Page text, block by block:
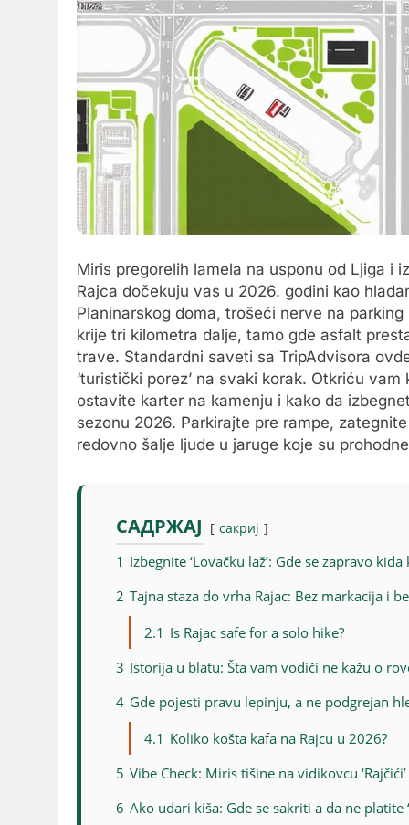
Miris pregorelih lamela na usponu od Ljiga i
Rajca dočekuju vas u 2026. godini kao
Planinarskog doma, trošeći nerve na
krije tri kilometra dalje, tamo gde asfalt
trave. Standardni saveti sa TripAdvisora
‘turistički porez’ na svaki korak. Otkriću
ostavite karter na kamenju i kako da
sezonu 2026. Parkirajte pre rampe,
redovno šalje ljude u jaruge koje su
САДРЖАЈ сакриј
1 Izbegnite ‘Lovačku laž’: Gde se zapravo
2 Tajna staza do vrha Rajac: Bez markacija i
2.1 Is Rajac safe for a solo hike?
3 Istorija u blatu: Šta vam vodiči ne kažu o
4 Gde pojesti pravu lepinju, a ne podgrejan
4.1 Koliko košta kafa na Rajcu u 2026?
5 Vibe Check: Miris tišine na vidikovcu ‘Rajčići’
6 Ako udari kiša: Gde se sakriti a da ne platite